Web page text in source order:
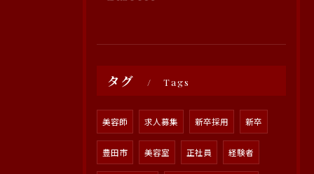
タグ Tags
美容師 求人募集 新卒採用 新卒
豊田市 美容室 正社員 経験者